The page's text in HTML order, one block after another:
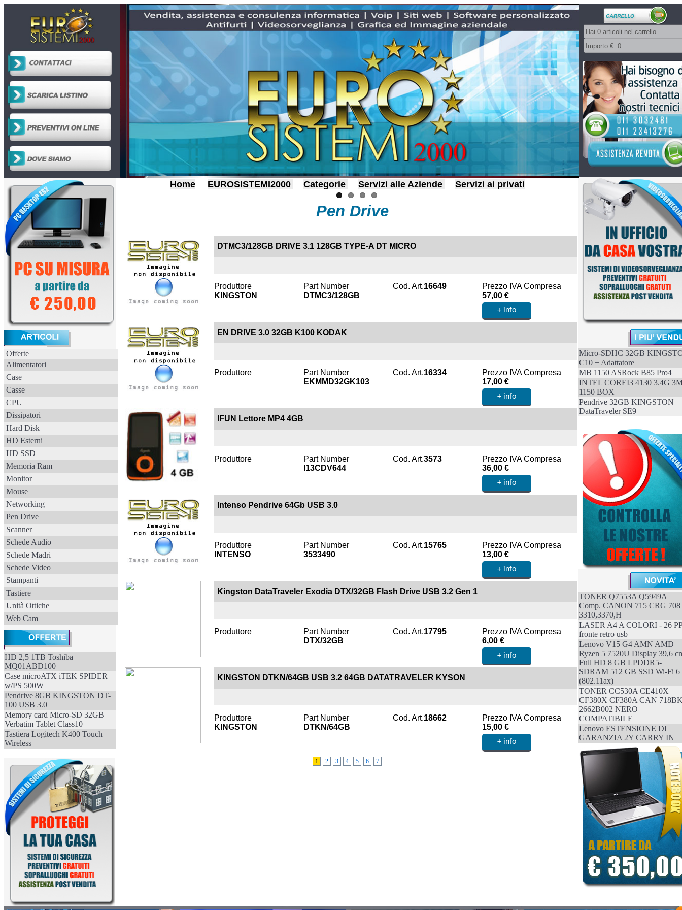
Offerte
Alimentatori
Case
Casse
CPU
Dissipatori
Hard Disk
HD Esterni
HD SSD
Memoria Ram
Monitor
Mouse
Networking
Pen Drive
Scanner
Schede Audio
Schede Madri
Schede Video
Stampanti
Tastiere
Unità Ottiche
Web Cam
HD 2,5 1TB Toshiba
MQ01ABD100
Case microATX iTEK SPIDER
w/PS 500W
Pendrive 8GB KINGSTON DT-
100 USB 3.0
Memory card Micro-SD 32GB
Verbatim Tablet Class10
Tastiera Logitech K400 Touch
Wireless
Home EUROSISTEMI2000 Categorie Servizi alle Aziende Servizi ai privati
Pen Drive
DTMC3/128GB DRIVE 3.1 128GB TYPE-A DT MICRO
Produttore
KINGSTON
Part Number
DTMC3/128GB
Cod. Art.16649
Prezzo IVA Compresa
57,00 €
EN DRIVE 3.0 32GB K100 KODAK
Produttore
Part Number
EKMMD32GK103
Cod. Art.16334
Prezzo IVA Compresa
17,00 €
IFUN Lettore MP4 4GB
Produttore
Part Number
I13CDV644
Cod. Art.3573
Prezzo IVA Compresa
36,00 €
Intenso Pendrive 64Gb USB 3.0
Produttore
INTENSO
Part Number
3533490
Cod. Art.15765
Prezzo IVA Compresa
13,00 €
Kingston DataTraveler Exodia DTX/32GB Flash Drive USB 3.2 Gen 1
Produttore
Part Number
DTX/32GB
Cod. Art.17795
Prezzo IVA Compresa
6,00 €
KINGSTON DTKN/64GB USB 3.2 64GB DATATRAVELER KYSON
Produttore
KINGSTON
Part Number
DTKN/64GB
Cod. Art.18662
Prezzo IVA Compresa
15,00 €
1 2 3 4 5 6 7
Micro-SDHC 32GB
C10 + Adattatore
MB 1150 ASRock B85 Pro4
INTEL COREI3 4130 3.4G
1150 BOX
Pendrive 32GB KINGSTON
DataTraveler SE9
TONER Q7553A Q5949A
Comp. CANON 715 CRG 708
3310,3370,H
LASER A4 A COLORI - 26
fronte retro usb
Lenovo V15 G4 AMN AMD
Ryzen 5 7520U Display 39,6
Full HD 8 GB LPDDR5-
SDRAM 512 GB SSD Wi-Fi 6
(802.11ax)
TONER CC530A CE410X
CF380X CF380A CAN
2662B002 NERO
COMPATIBILE
Lenovo ESTENSIONE DI
GARANZIA 2Y CARRY IN